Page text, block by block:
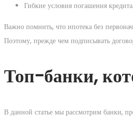
Гибкие условия погашения кредита.
Важно помнить, что ипотека без
Поэтому, прежде чем подписывать
Топ-банки,
В данной статье мы рассмотрим банки,